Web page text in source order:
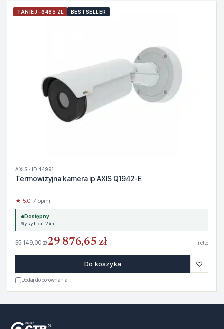
TANIEJ -6485 ZŁ BESTSELLER
AXIS · ID 44991
Termowizyjna kamera ip AXIS Q1942-E
★ 5.0· 7 opinii
Dostępny
Wysyłka 24h
35 149,00 zł29 876,65 zł netto
Do koszyka ♡
Dodaj do porównania